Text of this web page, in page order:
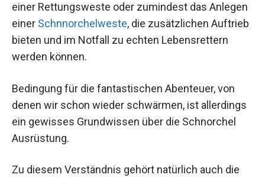
einer Rettungsweste oder zumindest das Anlegen
einer Schnnorchelweste, die zusätzlichen Auftrieb
bieten und im Notfall zu echten Lebensrettern
werden können.
Bedingung für die fantastischen Abenteuer, von
denen wir schon wieder schwärmen, ist allerdings
ein gewisses Grundwissen über die Schnorchel
Ausrüstung.
Zu diesem Verständnis gehört natürlich auch die